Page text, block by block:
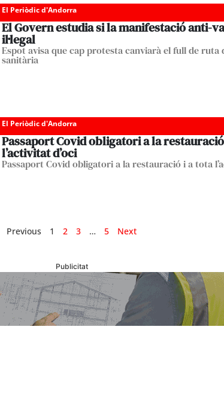
El Periòdic d'Andorra
El Govern estudia si la manifestació anti-
il·legal
Espot avisa que cap protesta canviarà el full de ruta
sanitària
El Periòdic d'Andorra
Passaport Covid obligatori a la
l’activitat d’oci
Passaport Covid obligatori a la restauració i a tota
Previous 1 2 3 … 5 Next
Publicitat